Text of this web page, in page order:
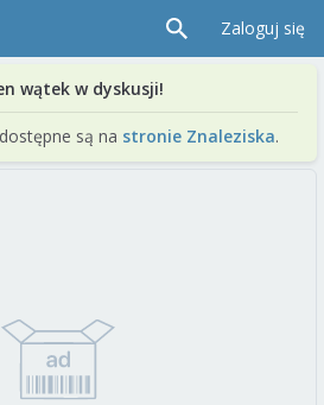
Zaloguj się
wątek w dyskusji!
są na stronie Znaleziska.